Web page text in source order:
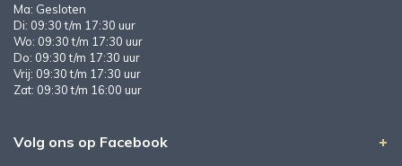
Ma: Gesloten
Di: 09:30 t/m 17:30 uur
Wo: 09:30 t/m 17:30 uur
Do: 09:30 t/m 17:30 uur
Vrij: 09:30 t/m 17:30 uur
Zat: 09:30 t/m 16:00 uur
Volg ons op Facebook